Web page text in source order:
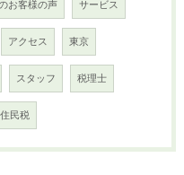
お客様の声 サービス
アクセス 東京
スタッフ 税理士
住民税